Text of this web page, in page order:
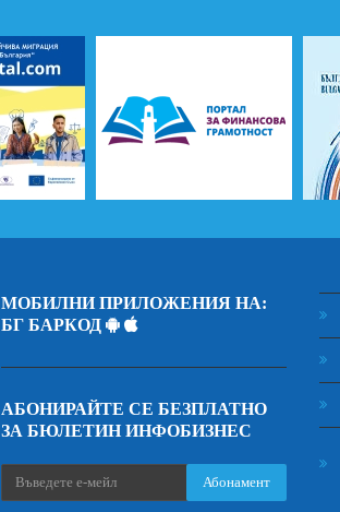
МОБИЛНИ ПРИЛОЖЕНИЯ НА:
БГ БАРКОД
АБОНИРАЙТЕ СЕ БЕЗПЛАТНО
ЗА БЮЛЕТИН ИНФОБИЗНЕС
Абонамент